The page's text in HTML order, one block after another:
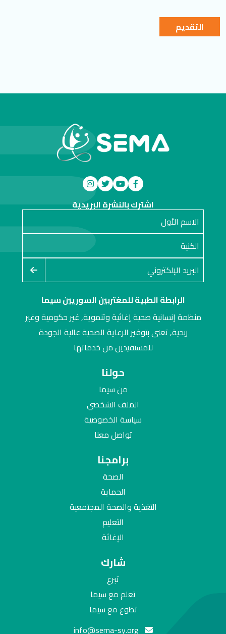
التقديم
الرابطة الطبية للمغتربين السوريين سيما
منظمة إنسانية صحية إغاثية وتنموية, غير حكومية وغير
ربحية, تعنى بتوفير الرعاية الصحية عالية الجودة
للمستفيدين من خدماتها
info@sema-sy.org
اشترك بالنشرة البريدية
حولنا
من سيما
الملف الشخصي
سياسة الخصوصية
تواصل معنا
برامجنا
الصحة
الحماية
التغذية والصحة المجتمعية
التعليم
الإغاثة
شارك
تبرع
تعلم مع سيما
تطوع مع سيما